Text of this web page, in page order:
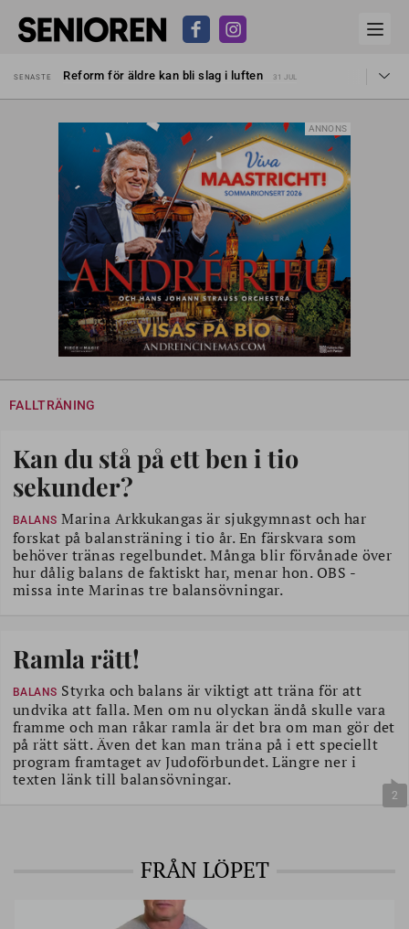
SENASTE
Reform för äldre kan bli slag i luften
31 JUL
Snart kan telefonförsäljning förbjudas i Sverige
29 JUL
Hyror rusar ifrån äldres bostadstillägg
28 JUL
Liten höjning av garantipensionen
27 JUL
Sven Hagströmer sommarpratar
26 JUL
Reform för äldre kan bli slag i luften 31 JUL
ANNONS
FALLTRÄNING
Kan du stå på ett ben i tio
sekunder?
BALANS Marina Arkkukangas är sjukgymnast och har
forskat på balansträning i tio år. En färskvara som
behöver tränas regelbundet. Många blir förvånade över
hur dålig balans de faktiskt har, menar hon. OBS -
missa inte Marinas tre balansövningar.
Ramla rätt!
BALANS Styrka och balans är viktigt att träna för att
undvika att falla. Men om nu olyckan ändå skulle vara
framme och man råkar ramla är det bra om man gör det
på rätt sätt. Även det kan man träna på i ett speciellt
program framtaget av Judoförbundet. Längre ner i
texten länk till balansövningar.
2
FRÅN LÖPET